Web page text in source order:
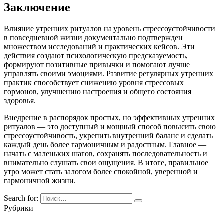
Заключение
Влияние утренних ритуалов на уровень стрессоустойчивости
в повседневной жизни документально подтвержден
множеством исследований и практических кейсов. Эти
действия создают психологическую предсказуемость,
формируют позитивные привычки и помогают лучше
управлять своими эмоциями. Развитие регулярных утренних
практик способствует снижению уровня стрессовых
гормонов, улучшению настроения и общего состояния
здоровья.
Внедрение в распорядок простых, но эффективных утренних
ритуалов — это доступный и мощный способ повысить свою
стрессоустойчивость, укрепить внутренний баланс и сделать
каждый день более гармоничным и радостным. Главное —
начать с маленьких шагов, сохранять последовательность и
внимательно слушать свои ощущения. В итоге, правильное
утро может стать залогом более спокойной, уверенной и
гармоничной жизни.
Search for:
Рубрики